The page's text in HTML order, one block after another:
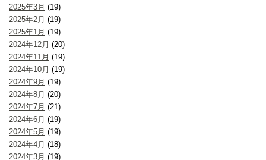
2025年3月 (19)
2025年2月 (19)
2025年1月 (19)
2024年12月 (20)
2024年11月 (19)
2024年10月 (19)
2024年9月 (19)
2024年8月 (20)
2024年7月 (21)
2024年6月 (19)
2024年5月 (19)
2024年4月 (18)
2024年3月 (19)